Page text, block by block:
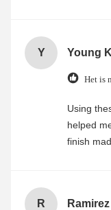
Y Young
Het is
Using
helped
finish
R